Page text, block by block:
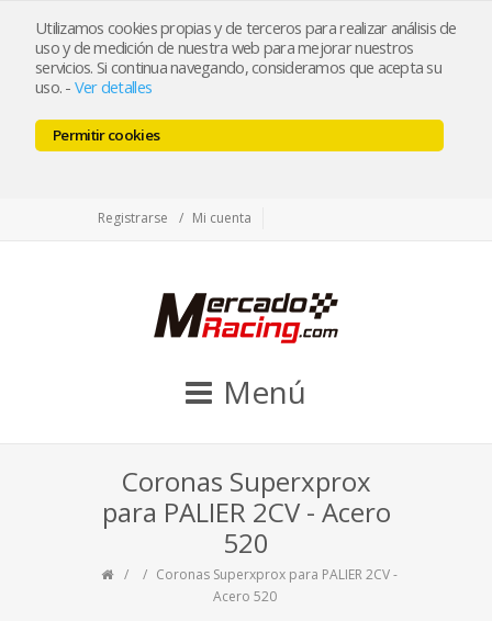
Utilizamos cookies propias y de terceros para realizar análisis de
uso y de medición de nuestra web para mejorar nuestros
servicios. Si continua navegando, consideramos que acepta su
uso. - Ver detalles
Permitir cookies
tienda@mercadoracing.com
Registrarse
Mi cuenta
Menú
Coronas Superxprox
para PALIER 2CV - Acero
520
Coronas Superxprox para PALIER 2CV -
Acero 520